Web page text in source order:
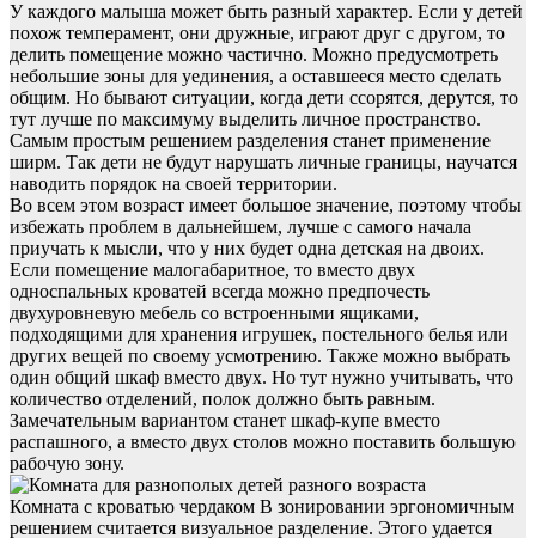
У каждого малыша может быть разный характер. Если у детей
похож темперамент, они дружные, играют друг с другом, то
делить помещение можно частично. Можно предусмотреть
небольшие зоны для уединения, а оставшееся место сделать
общим. Но бывают ситуации, когда дети ссорятся, дерутся, то
тут лучше по максимуму выделить личное пространство.
Самым простым решением разделения станет применение
ширм. Так дети не будут нарушать личные границы, научатся
наводить порядок на своей территории.
Во всем этом возраст имеет большое значение, поэтому чтобы
избежать проблем в дальнейшем, лучше с самого начала
приучать к мысли, что у них будет одна детская на двоих.
Если помещение малогабаритное, то вместо двух
односпальных кроватей всегда можно предпочесть
двухуровневую мебель со встроенными ящиками,
подходящими для хранения игрушек, постельного белья или
других вещей по своему усмотрению. Также можно выбрать
один общий шкаф вместо двух. Но тут нужно учитывать, что
количество отделений, полок должно быть равным.
Замечательным вариантом станет шкаф-купе вместо
распашного, а вместо двух столов можно поставить большую
рабочую зону.
Комната с кроватью чердаком В зонировании эргономичным
решением считается визуальное разделение. Этого удается